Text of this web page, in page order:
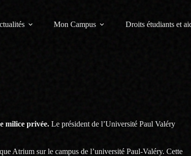
Mon Campus Droits étudiants et
milice privée. Le président de l’Université Paul Valéry
Atrium sur le campus de l’université Paul-Valéry. Cette